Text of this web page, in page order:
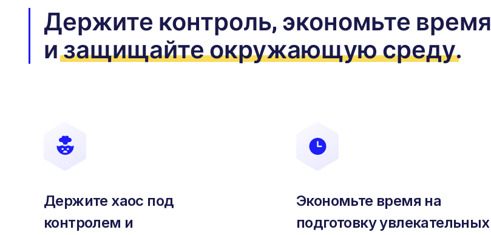
Держите контроль, экономьте время
изащищайте окружающую среду.
Держите хаос под
контролем и
Экономьте время на
подготовку увлекательных